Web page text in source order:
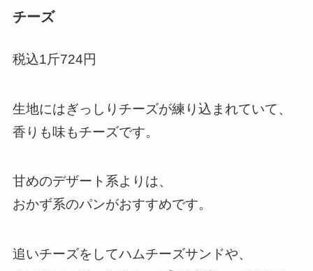
チーズ
税込1斤724円
生地にはぎっしりチーズが練り込まれていて、
香りも味もチーズです。
甘めのデザート系よりは、
おかず系のパンがおすすめです。
追いチーズをしてハムチーズサンドや、